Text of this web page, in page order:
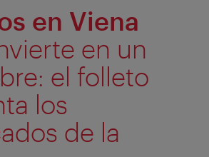
en Viena
en un
el folleto
los
de la